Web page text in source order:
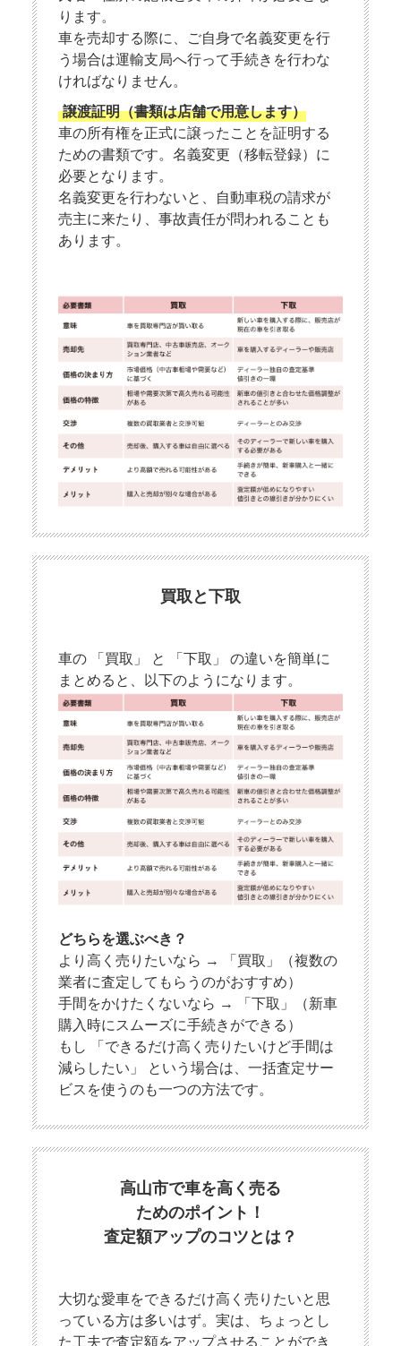
ります。
車を売却する際に、ご自身で名義変更を行
う場合は運輸支局へ行って手続きを行わな
ければなりません。
譲渡証明（書類は店舗で用意します）
車の所有権を正式に譲ったことを証明する
ための書類です。名義変更（移転登録）に
必要となります。
名義変更を行わないと、自動車税の請求が
売主に来たり、事故責任が問われることも
あります。
買取と下取
車の 「買取」 と 「下取」 の違いを簡単に
まとめると、以下のようになります。
どちらを選ぶべき？
より高く売りたいなら → 「買取」（複数の
業者に査定してもらうのがおすすめ）
手間をかけたくないなら → 「下取」（新車
購入時にスムーズに手続きができる）
もし 「できるだけ高く売りたいけど手間は
減らしたい」 という場合は、一括査定サー
ビスを使うのも一つの方法です。
高山市で車を高く売る
ためのポイント！
査定額アップのコツとは？
大切な愛車をできるだけ高く売りたいと思
っている方は多いはず。実は、ちょっとし
た工夫で査定額をアップさせることができ